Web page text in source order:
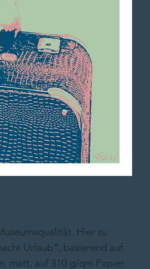
Hier zu
Urlaub", basierend auf
matt, auf 310 g/qm Papier.